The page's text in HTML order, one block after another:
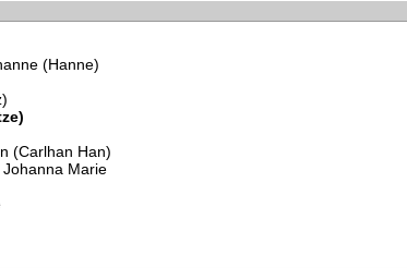
(Hanne)
(Carlhan Han)
Johanna Marie